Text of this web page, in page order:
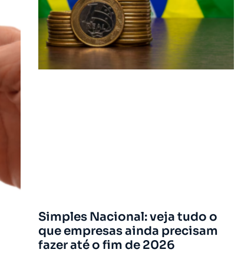
Simples Nacional: veja tudo o
que empresas ainda precisam
fazer até o fim de 2026